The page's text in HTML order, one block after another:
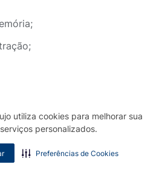
utiliza cookies para melhorar sua
personalizados.
Preferências de Cookies